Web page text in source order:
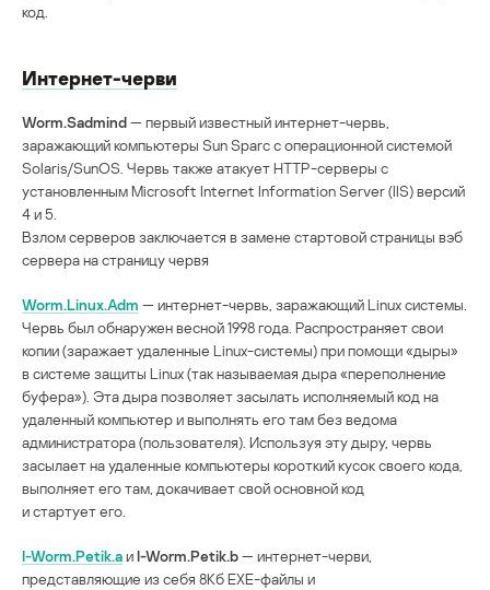
код.
Интернет-черви
Worm.Sadmind— первый известный интернет-червь,
заражающий компьютеры Sun Sparc с операционной системой
Solaris/SunOS. Червь также атакует HTTP-серверы с
установленным Microsoft Internet Information Server (IIS) версий
4 и 5.
Взлом серверов заключается в замене стартовой страницы вэб
сервера на страницу червя
Worm.Linux.Adm — интернет-червь, заражающий Linux системы.
Червь был обнаружен весной 1998 года. Распространяет свои
копии (заражает удаленные Linux-системы) при помощи «дыры»
в системе защиты Linux (так называемая дыра «переполнение
буфера»). Эта дыра позволяет засылать исполняемый код на
удаленный компьютер и выполнять его там без ведома
администратора (пользователя). Используя эту дыру, червь
засылает на удаленные компьютеры короткий кусок своего кода,
выполняет его там, докачивает свой основной код
и стартует его.
I-Worm.Petik.aиI-Worm.Petik.b— интернет-черви,
представляющие из себя 8Кб EXE-файлы и